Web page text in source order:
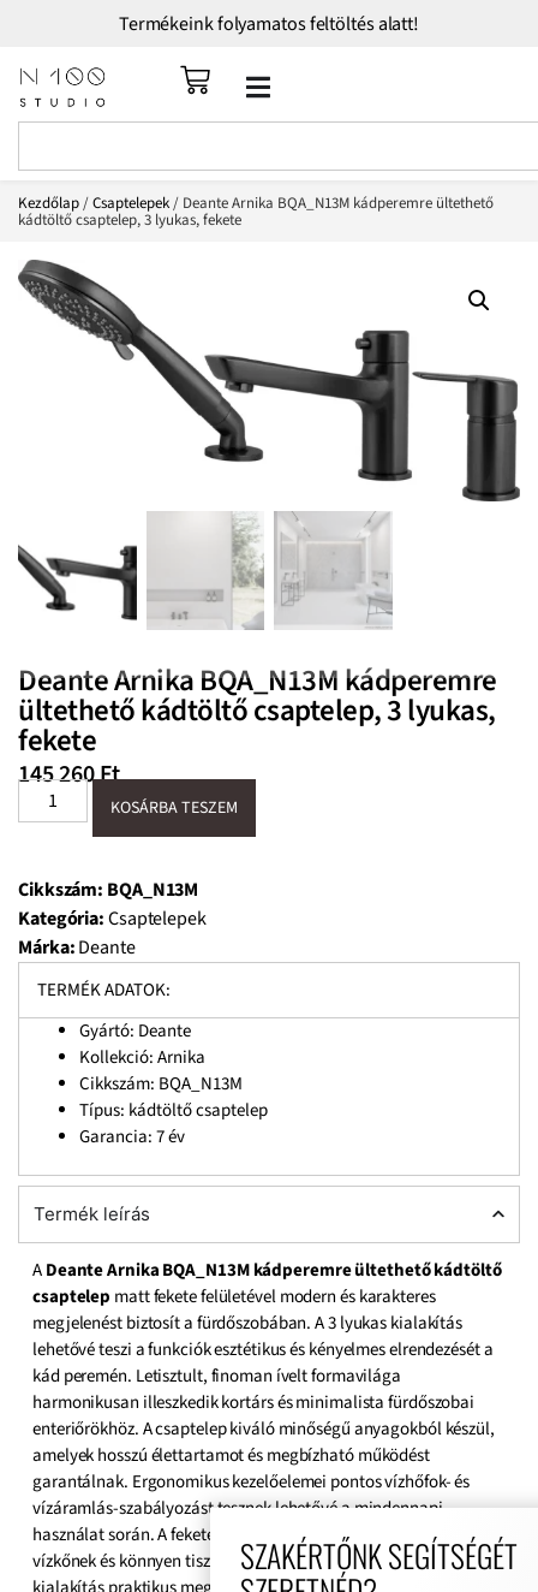
Termékeink folyamatos feltöltés alatt!
Kezdőlap/Csaptelepek/ Deante Arnika BQA_N13M kádperemre ültethető
kádtöltő csaptelep, 3 lyukas, fekete
Deante Arnika BQA_N13M kádperemre
ültethető kádtöltő csaptelep, 3 lyukas,
fekete
145 260Ft
KOSÁRBA TESZEM
Cikkszám: BQA_N13M
Kategória:Csaptelepek
Márka:Deante
TERMÉK ADATOK:
Gyártó: Deante
Kollekció: Arnika
Cikkszám: BQA_N13M
Típus: kádtöltő csaptelep
Garancia: 7 év
Termék leírás
ADeante Arnika BQA_N13M kádperemre ültethető kádtöltő
csaptelep matt fekete felületével modern és karakteres
megjelenést biztosít a fürdőszobában. A 3 lyukas kialakítás
lehetővé teszi a funkciók esztétikus és kényelmes elrendezését a
kád peremén. Letisztult, finoman ívelt formavilága
harmonikusan illeszkedik kortárs és minimalista fürdőszobai
enteriőrökhöz. A csaptelep kiváló minőségű anyagokból készül,
amelyek hosszú élettartamot és megbízható működést
garantálnak. Ergonomikus kezelőelemei pontos vízhőfok- és
vízáramlás-szabályozást tesznek lehetővé a mindennapi
használat során. A fekete bevonat ellenáll a karcolásoknak, a
vízkőnek és könnyen tisztán tartható. A kádperemre szerelhető
SZAKÉRTŐNK SEGÍTSÉGÉT